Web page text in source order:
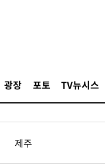
광장 포토 TV뉴시스
제주